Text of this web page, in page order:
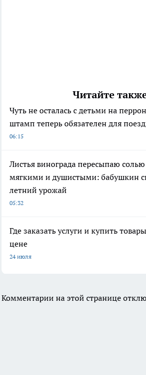
Читайте
Чуть не осталась с детьми на
штамп теперь обязателен для
06:15
Листья винограда пересыпаю
мягкими и душистыми: бабушкин
летний урожай
05:32
Где заказать услуги и купить
цене
24 июля
Комментарии на этой странице